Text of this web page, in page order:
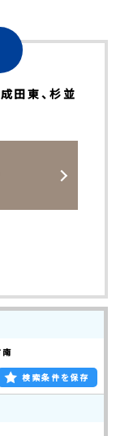
田東、杉並
南
検索条件を保存